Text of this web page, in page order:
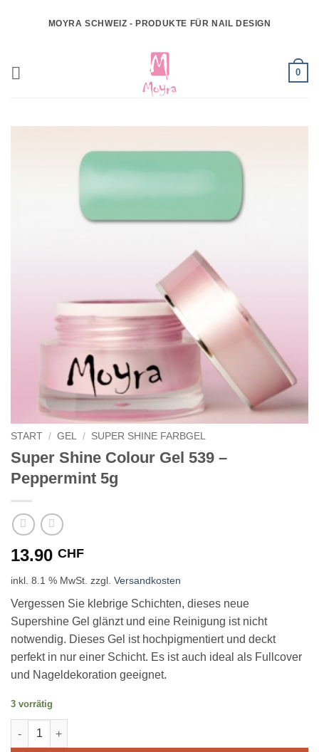
MOYRA SCHWEIZ - PRODUKTE FÜR NAIL DESIGN
0
START / GEL / SUPER SHINE FARBGEL
Super Shine Colour Gel 539 –
Peppermint 5g
13.90 CHF
inkl. 8.1 % MwSt. zzgl. Versandkosten
Vergessen Sie klebrige Schichten, dieses neue
Supershine Gel glänzt und eine Reinigung ist nicht
notwendig. Dieses Gel ist hochpigmentiert und deckt
perfekt in nur einer Schicht. Es ist auch ideal als Fullcover
und Nageldekoration geeignet.
3 vorrätig
Super Shine Colour Gel 539 - Peppermint 5g Menge